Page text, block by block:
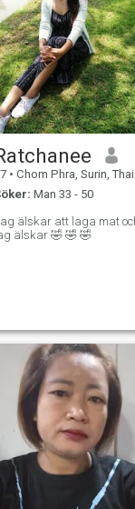
• Chom Phra, Surin, Thailand
Man 33 - 50
älskar att laga mat och
älskar 🤣 🤣 🤣